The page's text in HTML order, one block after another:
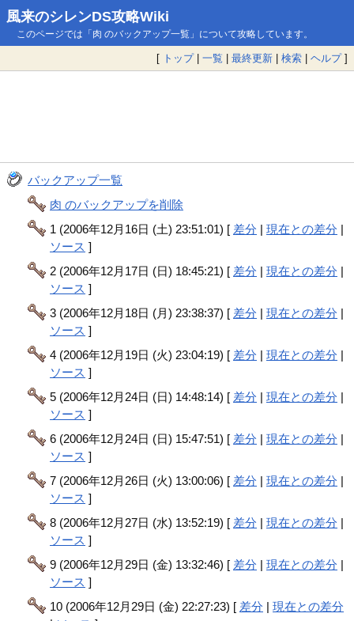
風来のシレンDS攻略Wiki
このページでは「肉 のバックアップ一覧」について攻略しています。
[ トップ| 一覧 | 最終更新 | 検索 | ヘルプ]
バックアップ一覧
肉 のバックアップを削除
1 (2006年12月16日 (土) 23:51:01) [ 差分 |現在との差分 |
ソース ]
2 (2006年12月17日 (日) 18:45:21) [ 差分 |現在との差分 |
ソース ]
3 (2006年12月18日 (月) 23:38:37) [ 差分 |現在との差分 |
ソース ]
4 (2006年12月19日 (火) 23:04:19) [ 差分 |現在との差分 |
ソース ]
5 (2006年12月24日 (日) 14:48:14) [ 差分 |現在との差分 |
ソース ]
6 (2006年12月24日 (日) 15:47:51) [ 差分 |現在との差分 |
ソース ]
7 (2006年12月26日 (火) 13:00:06) [ 差分 |現在との差分 |
ソース ]
8 (2006年12月27日 (水) 13:52:19) [ 差分 |現在との差分 |
ソース ]
9 (2006年12月29日 (金) 13:32:46) [ 差分 |現在との差分 |
ソース ]
10 (2006年12月29日 (金) 22:27:23) [ 差分 |現在との差分